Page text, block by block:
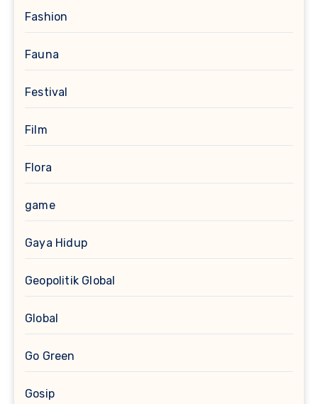
Fashion
Fauna
Festival
Film
Flora
game
Gaya Hidup
Geopolitik Global
Global
Go Green
Gosip